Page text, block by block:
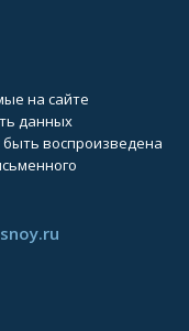
на сайте
данных
воспроизведена